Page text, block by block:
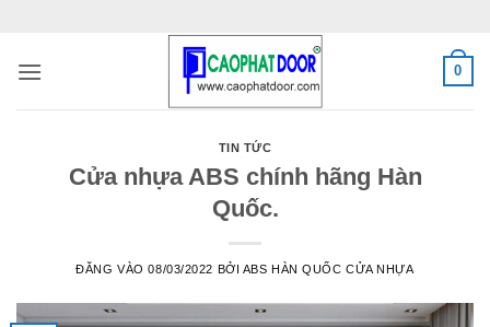
nội
0
TIN TỨC
Cửa nhựa ABS chính hãng Hàn
Quốc.
ĐĂNG VÀO08/03/2022 BỞI ABS HÀN QUỐC CỬA NHỰA